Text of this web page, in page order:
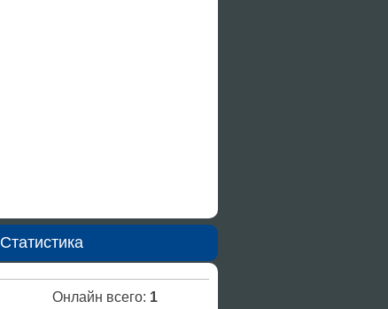
Статистика
Онлайн всего: 1